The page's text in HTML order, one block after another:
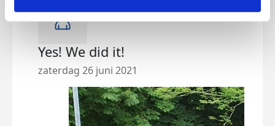
Yes! We did it!
zaterdag 26 juni 2021